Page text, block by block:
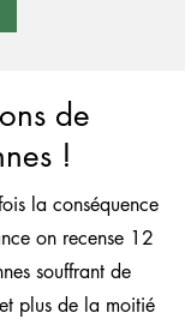
de
!
la conséquence
on recense 12
souffrant de
plus de la moitié